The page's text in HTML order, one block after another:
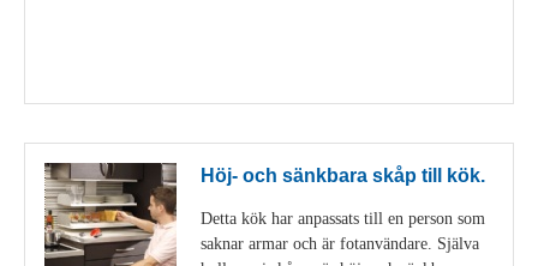
Höj- och sänkbara skåp till kök.
Detta kök har anpassats till en person som
saknar armar och är fotanvändare. Själva